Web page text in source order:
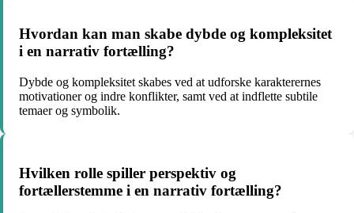
Hvordan kan man skabe dybde og kompleksitet
i en narrativ fortælling?
Dybde og kompleksitet skabes ved at udforske karakterernes
motivationer og indre konflikter, samt ved at indflette subtile
temaer og symbolik.
Hvilken rolle spiller perspektiv og
fortællerstemme i en narrativ fortælling?